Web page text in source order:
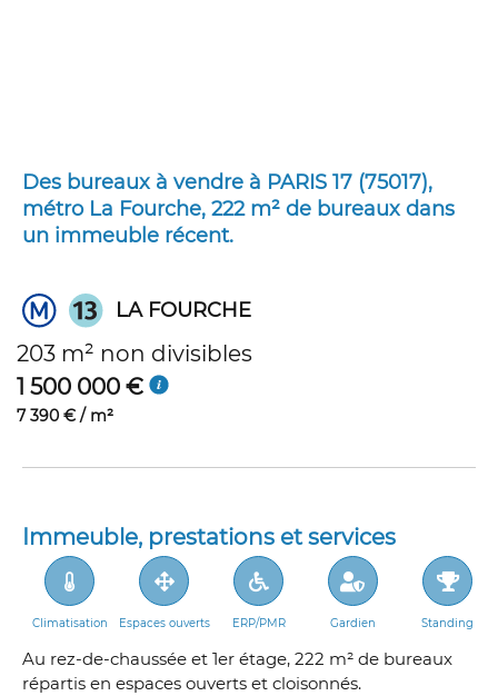
Des bureaux à vendre à PARIS 17 (75017),
métro La Fourche, 222 m² de bureaux dans
un immeuble récent.
LA FOURCHE
203 m² non divisibles
1 500 000 €
7 390 € / m²
Immeuble, prestations et services
Climatisation Espaces ouverts ERP/PMR Gardien Standing
Au rez-de-chaussée et 1er étage, 222 m² de bureaux
répartis en espaces ouverts et cloisonnés.